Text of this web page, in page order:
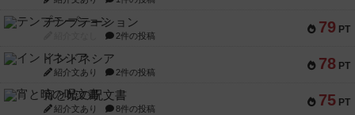
79 PT
テンプテーション
2件の投稿
78 PT
インドネシア
紹介文あり 2件の投稿
75 PT
宵と暁の呪文書
紹介文あり 8件の投稿